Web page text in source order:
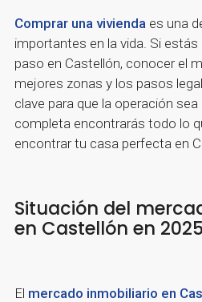
Comprar una vivienda es una
importantes en la vida. Si
paso en Castellón, conocer el
mejores zonas y los pasos
clave para que la operación
completa encontrarás todo lo
encontrar tu casa perfecta en
Situación del
en Castellón en 2025
El mercado inmobiliario en